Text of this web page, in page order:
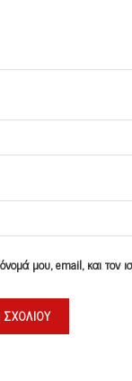
μου, email, και τον